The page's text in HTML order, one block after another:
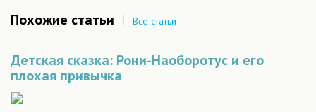
Похожие статьи | Все статьи
Детская сказка: Рони-Наоборотус и его
плохая привычка